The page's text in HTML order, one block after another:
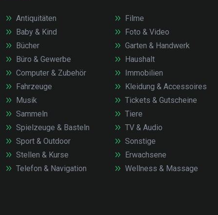
Antiquitäten
Baby & Kind
Bücher
Büro & Gewerbe
Computer & Zubehör
Fahrzeuge
Filme
Foto & Video
Garten & Handwerk
Haushalt
Immobilien
Kleidung & Accessoires
Musik
Sammeln
Spielzeuge & Basteln
Sport & Outdoor
Stellen & Kurse
Telefon & Navigation
Tickets & Gutscheine
Tiere
TV & Audio
Sonstige
Erwachsene
Wellness & Massage